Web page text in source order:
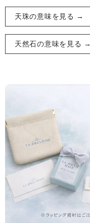
天珠の意味を見る →
天然石の意味を見る →